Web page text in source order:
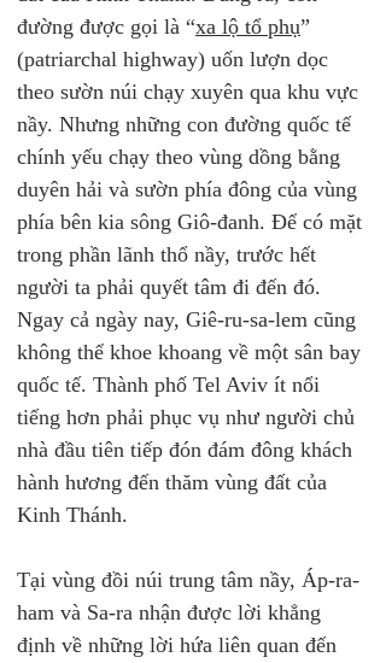
đường được gọi là “xa lộ tổ phụ”
(patriarchal highway) uốn lượn dọc
theo sườn núi chạy xuyên qua khu vực
nầy. Nhưng những con đường quốc tế
chính yếu chạy theo vùng dồng bằng
duyên hải và sườn phía đông của vùng
phía bên kia sông Giô-đanh. Để có mặt
trong phần lãnh thổ nầy, trước hết
người ta phải quyết tâm đi đến đó.
Ngay cả ngày nay, Giê-ru-sa-lem cũng
không thể khoe khoang về một sân bay
quốc tế. Thành phố Tel Aviv ít nổi
tiếng hơn phải phục vụ như người chủ
nhà đầu tiên tiếp đón đám đông khách
hành hương đến thăm vùng đất của
Kinh Thánh.
Tại vùng đồi núi trung tâm nầy, Áp-ra-
ham và Sa-ra nhận được lời khẳng
định về những lời hứa liên quan đến